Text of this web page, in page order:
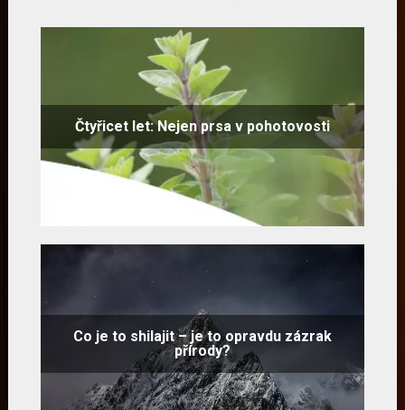
Čtyřicet let: Nejen prsa v pohotovosti
Co je to shilajit – je to opravdu zázrak
přírody?